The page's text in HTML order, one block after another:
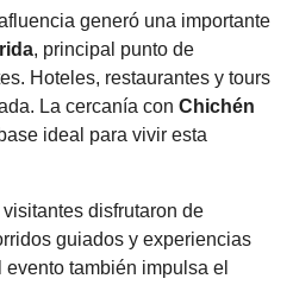
generó una importante
, principal punto de
Hoteles, restaurantes y tours
La cercanía con Chichén
ideal para vivir esta
disfrutaron de
guiados y experiencias
también impulsa el